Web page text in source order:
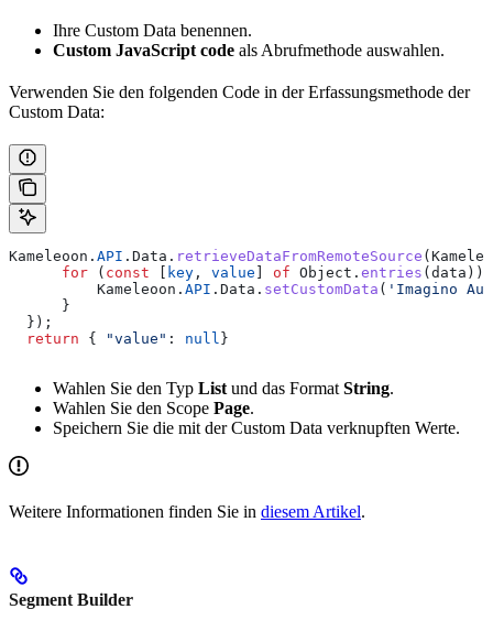
Ihre Custom Data benennen.
Custom JavaScript code als Abrufmethode auswahlen.
Verwenden Sie den folgenden Code in der Erfassungsmethode der
Custom Data:
Kameleoon . API . Data . retrieveDataFromRemoteSource (
      for
( const key , value of Object . entries ( data ))
          Kameleoon
. API . Data . setCustomData ( 'Imagino
      }
  });
  return
{ "value" : null }
Wahlen Sie den Typ List und das Format String.
Wahlen Sie den Scope Page.
Speichern Sie die mit der Custom Data verknupften Werte.
Weitere Informationen finden Sie in diesem Artikel.
Segment Builder